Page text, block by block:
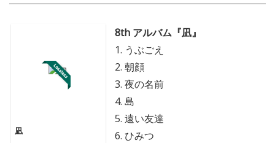
凪
8th アルバム『凪』
1. うぶごえ
2. 朝顔
3. 夜の名前
4. 島
5. 遠い友達
6. ひみつ